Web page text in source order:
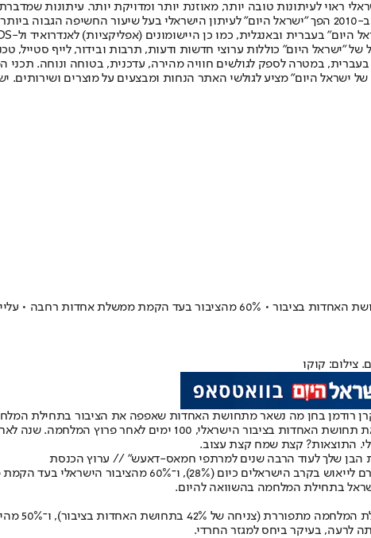
ראוי לעיתונות טובה יותר, מאוזנת יותר ומדויקת יותר. עיתונות
תשלום. המהדורה המודפסת הראשונה פורסמה ב-30 ביולי 2007, וב-2010 הפך "ישראל היום" לעיתון
"ישראל היום" כוללות ערוצי חדשות ודעות, תרבות ובידור, לייף סטייל,
בעברית, במטרה לספק לגולשים חוויה מהירה, עדכנית, בטוחה ונוחה.
ישראל היום" מציע לגולשי האתר הנחות ומבצעים על מוצרים ושירותים.
צילום: קוקו
התוצאות? קצת שמח קצת עצוב.
הבן שלך לעוד הרבה שנים למרתפי חמאס-דאעש" // ערוץ הכנסת
בתחילת המלחמה בהשוואה להיום.
לרעה, בעיקר ביחס למגזר החרדי.